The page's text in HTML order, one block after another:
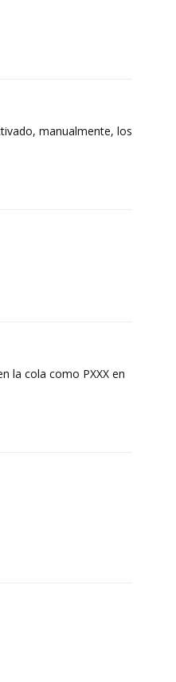
manualmente, los
la cola como PXXX en